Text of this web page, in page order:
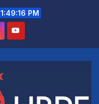
1:49:17 PM